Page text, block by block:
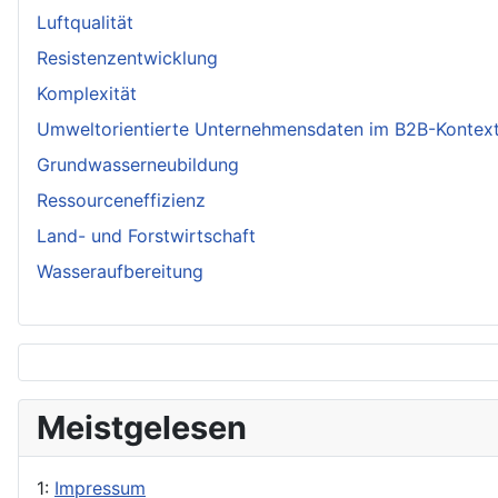
Luftqualität
Resistenzentwicklung
Komplexität
Umweltorientierte Unternehmensdaten im B2B-
Grundwasserneubildung
Ressourceneffizienz
Land- und Forstwirtschaft
Wasseraufbereitung
Meistgelesen
1: Impressum